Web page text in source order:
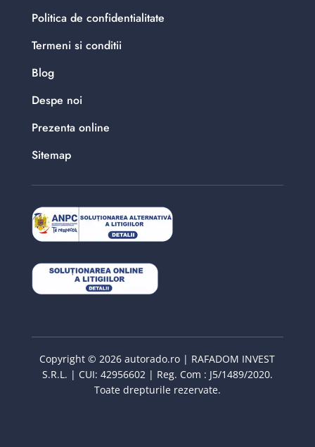
Politica de confidentialitate
Termeni si conditii
Blog
Despe noi
Prezenta online
Sitemap
Copyright © 2026 autorado.ro | RAFADOM INVEST
S.R.L. | CUI: 42956602 | Reg. Com : J5/1489/2020.
Toate drepturile rezervate.